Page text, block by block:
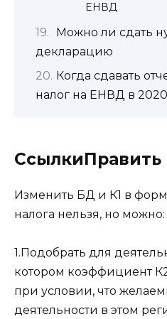
ЕНВД
Можно ли сдать
декларацию
Когда сдавать
налог на ЕНВД в
СсылкиПравить
Изменить БД и К1 в
налога нельзя, но можно:
1.Подобрать для
котором коэффициент
при условии, что
деятельности в этом